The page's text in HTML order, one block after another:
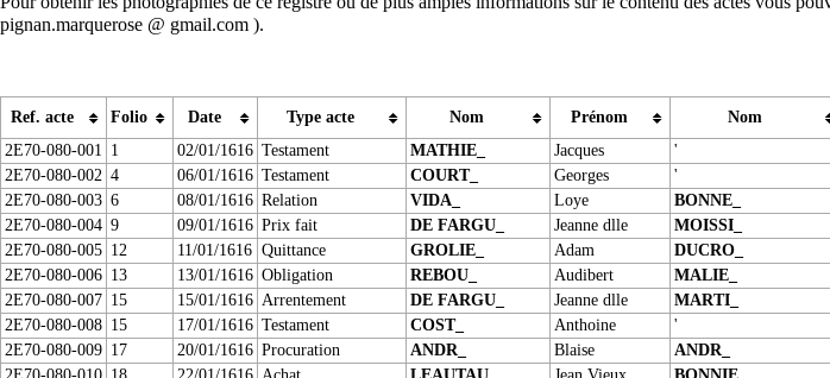
pignan.marquerose @ gmail.com ).
Ref. acte Folio Date Type acte Nom Prénom Nom
2E70-080-001 1 02/01/1616 Testament MATHIE_ Jacques '
2E70-080-002 4 06/01/1616 Testament COURT_ Georges '
2E70-080-003 6 08/01/1616 Relation VIDA_ Loye BONNE_
2E70-080-004 9 09/01/1616 Prix fait DE FARGU_ Jeanne dlle MOISSI_
2E70-080-005 12 11/01/1616 Quittance GROLIE_ Adam DUCRO_
2E70-080-006 13 13/01/1616 Obligation REBOU_ Audibert MALIE_
2E70-080-007 15 15/01/1616 Arrentement DE FARGU_ Jeanne dlle MARTI_
2E70-080-008 15 17/01/1616 Testament COST_ Anthoine '
2E70-080-009 17 20/01/1616 Procuration ANDR_ Blaise ANDR_